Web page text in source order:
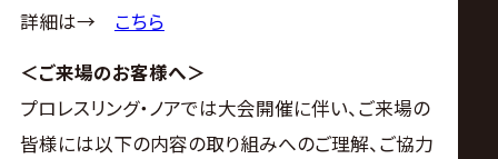
詳細は→ こちら
＜ご来場のお客様へ＞
プロレスリング・ノアでは大会開催に伴い、ご来場の
皆様には以下の内容の取り組みへのご理解、ご協力